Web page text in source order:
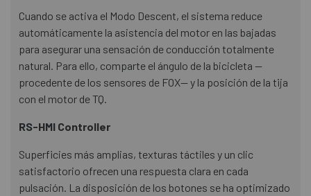
Cuando se activa el Modo Descent, el sistema reduce
automáticamente la asistencia del motor en las bajadas
para asegurar una sensación de conducción totalmente
natural. Para ello, comparte el ángulo de la bicicleta —
procedente de los sensores de FOX— y la posición de la tija
con el motor de TQ.
RS-HMI Controller
Superficies más amplias, texturas táctiles y un clic
satisfactorio ofrecen una respuesta clara en cada
pulsación. La disposición de los botones se ha optimizado